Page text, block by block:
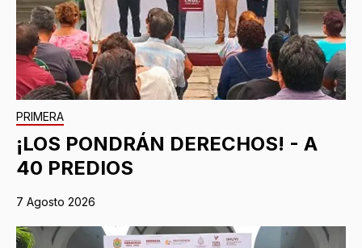
PRIMERA
¡LOS PONDRÁN DERECHOS! - A
40 PREDIOS
7 Agosto 2026